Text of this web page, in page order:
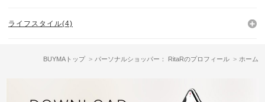
ライフスタイル(4)
BUYMAトップ パーソナルショッパー： RitaRのプロフィール ホーム